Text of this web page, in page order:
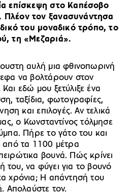
επίσκεψη στο Καπέσοβο
Πλέον τον ξανασυνάντησα
του μοναδικό τρόπο, το
τη «Μεζαριά».
αυλή μια φθινοπωρινή
να βολτάρουν στον
εδώ μου ξετύλιξε ένα
ταξίδια, φωτογραφίες,
και επιλογές. Αν τελικά
ο Κωνσταντίνος τόλμησε
Πήρε το γάτο του και
από τα 1100 μέτρα
βουνά. Πώς κρίνει
να φύγει για το βουνό
χρόνια; Η απάντησή του
Απολαύστε τον.